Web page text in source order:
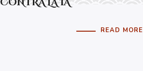
READ MORE